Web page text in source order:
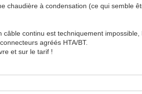
chaudière à condensation (ce qui semble
continu est techniquement
agréés HTA/BT.
et sur le tarif !